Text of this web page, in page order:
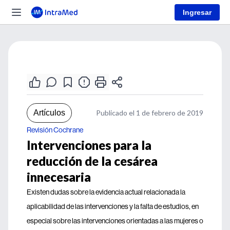
Ingresar
Artículos Publicado el 1 de febrero de 2019
Revisión Cochrane
Intervenciones para la
reducción de la cesárea
innecesaria
Existen dudas sobre la evidencia actual relacionada la
aplicabilidad de las intervenciones y la falta de estudios, en
especial sobre las intervenciones orientadas a las mujeres o